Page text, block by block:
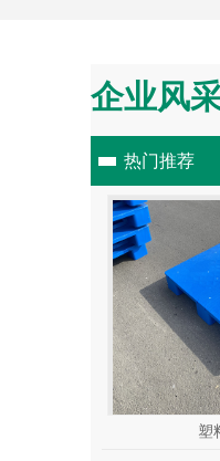
企业风
热门推荐
塑